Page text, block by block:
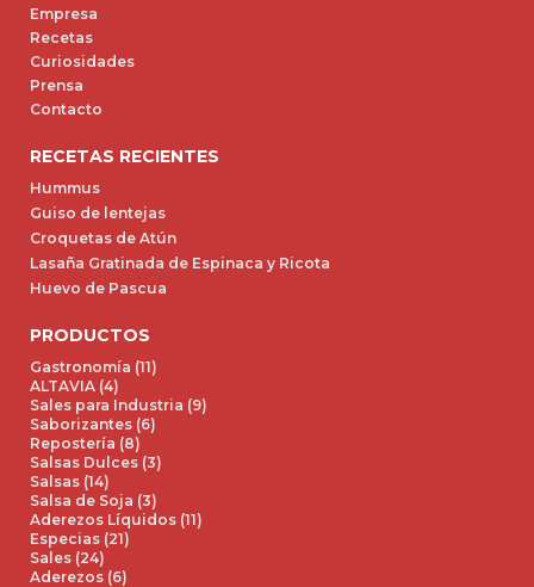
Empresa
Recetas
Curiosidades
Prensa
Contacto
RECETAS RECIENTES
Hummus
Guiso de lentejas
Croquetas de Atún
Lasaña Gratinada de Espinaca y Ricota
Huevo de Pascua
PRODUCTOS
Gastronomía (11)
ALTAVIA (4)
Sales para Industria (9)
Saborizantes (6)
Repostería (8)
Salsas Dulces (3)
Salsas (14)
Salsa de Soja (3)
Aderezos Líquidos (11)
Especias (21)
Sales (24)
Aderezos (6)